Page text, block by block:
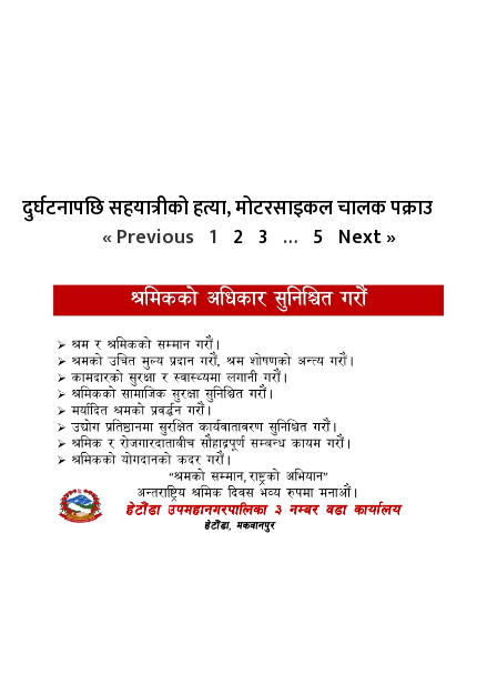
दुर्घटनापछि सहयात्रीको हत्या, मोटरसाइकल चालक पक्राउ
« Previous 1 2 3 … 5 Next »